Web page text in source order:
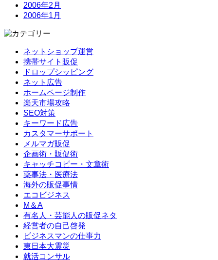
2006年2月
2006年1月
ネットショップ運営
携帯サイト販促
ドロップシッピング
ネット広告
ホームページ制作
楽天市場攻略
SEO対策
キーワード広告
カスタマーサポート
メルマガ販促
企画術・販促術
キャッチコピー・文章術
薬事法・医療法
海外の販促事情
エコビジネス
M＆A
有名人・芸能人の販促ネタ
経営者の自己啓発
ビジネスマンの仕事力
東日本大震災
就活コンサル